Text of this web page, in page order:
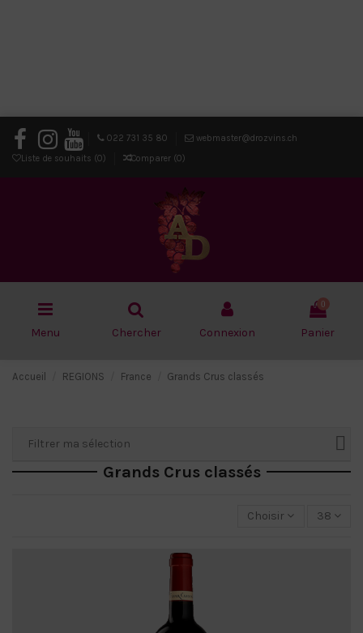
022 731 35 80
webmaster@drozvins.ch
Liste de souhaits (0) Comparer (0)
Menu Chercher Connexion
0
Panier
Accueil REGIONS France Grands Crus classés
Grands Crus classés
Choisir 38
Filtrer ma sélection